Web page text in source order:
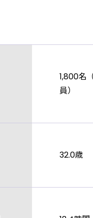
1,800名
員）
32.0歳